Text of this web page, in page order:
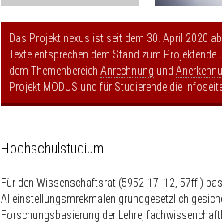
Das Projekt nexus ist seit dem 30. April 2020
Texte entsprechen dem Stand zum
dem Themenbereich Anrechnung und
Projekt MODUS und für Studierende die
Hochschulstudium
Für den Wissenschaftsrat (5952-17: 12, 57ff.)
Alleinstellungsmrekmalen:grundgesetzlich
Forschungsbasierung der Lehre,